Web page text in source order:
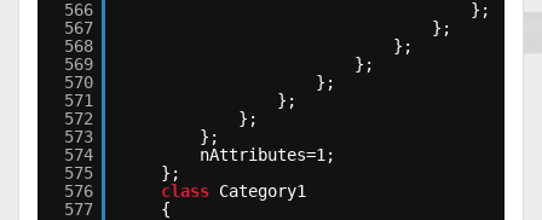
566
567
568
569
570
571
572
573
574
575
576
577
};
};
};
};
};
};
};
};
nAttributes=1;
};
class Category1
{